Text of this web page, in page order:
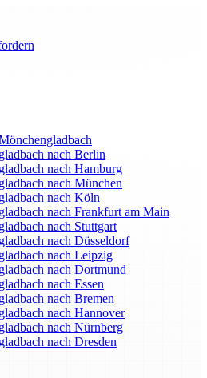
nach Berlin
nach Hamburg
nach München
nach Köln
nach Frankfurt am Main
nach Stuttgart
nach Düsseldorf
nach Leipzig
nach Dortmund
nach Essen
nach Bremen
nach Hannover
nach Nürnberg
nach Dresden